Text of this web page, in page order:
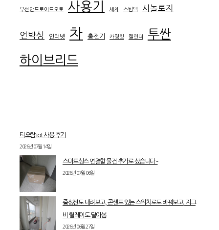
무선안드로이드오토 사용기 세차 스팀덱 시놀로지
언박싱 인터넷 차 충전기 카링킷 캘린더 투싼
하이브리드
티오람 iot 사용 후기
2026년 07월 14일
스마트싱스 연결할 물건 추가로 샀습니다 –
2026년 07월 06일
중성선도 내려보고, 콘센트 있는 스위치로도 바꿔보고, 지그
비 릴레이도 달아봄
2026년 06월 27일